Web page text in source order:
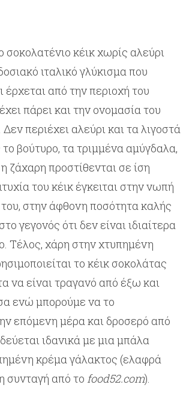
σοκολατένιο κέικ χωρίς αλεύρι
ιταλικό γλύκισμα που
έρχεται από την περιοχή του
πάρει και την ονομασία του
περιέχει αλεύρι και τα λιγοστά
βούτυρο, τα τριμμένα αμύγδαλα,
ζάχαρη προστίθενται σε ίση
του κέικ έγκειται στην νωπή
στην άφθονη ποσότητα καλής
γεγονός ότι δεν είναι ιδιαίτερα
Τέλος, χάρη στην χτυπημένη
το κέικ σοκολάτας
να είναι τραγανό από έξω και
ενώ μπορούμε να το
επόμενη μέρα και δροσερό από
ιδανικά με μια μπάλα
κρέμα γάλακτος (ελαφρά
συνταγή από το food52.com).